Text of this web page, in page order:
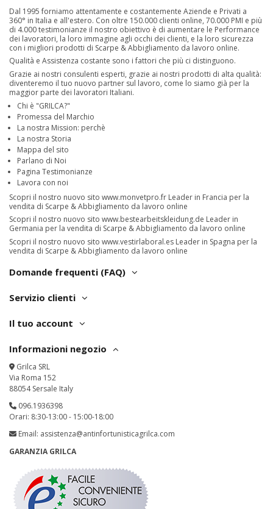
Dal 1995 forniamo attentamente e costantemente Aziende e Privati a
360° in Italia e all'estero. Con oltre 150.000 clienti online, 70.000 PMI e più
di 4.000 testimonianze il nostro obiettivo è di aumentare le Performance
dei lavoratori, la loro immagine agli occhi dei clienti, e la loro sicurezza
con i migliori prodotti di Scarpe & Abbigliamento da lavoro online.
Qualità e Assistenza costante sono i fattori che più ci distinguono.
Grazie ai nostri consulenti esperti, grazie ai nostri prodotti di alta qualità:
diventeremo il tuo nuovo partner sul lavoro, come lo siamo già per la
maggior parte dei lavoratori Italiani.
Chi è "GRILCA?"
Promessa del Marchio
La nostra Mission: perchè
La nostra Storia
Mappa del sito
Parlano di Noi
Pagina Testimonianze
Lavora con noi
Scopri il nostro nuovo sito www.monvetpro.fr Leader in Francia per la
vendita di Scarpe & Abbigliamento da lavoro online
Scopri il nostro nuovo sito www.bestearbeitskleidung.de Leader in
Germania per la vendita di Scarpe & Abbigliamento da lavoro online
Scopri il nostro nuovo sito www.vestirlaboral.es Leader in Spagna per la
vendita di Scarpe & Abbigliamento da lavoro online
Domande frequenti (FAQ)
Servizio clienti
Il tuo account
Informazioni negozio
Grilca SRL
Via Roma 152
88054 Sersale Italy
096.1936398
Orari: 8:30-13:00 - 15:00-18:00
Email: assistenza@antinfortunisticagrilca.com
GARANZIA GRILCA